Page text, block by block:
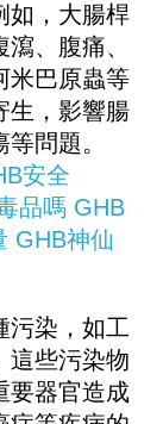
如，大腸桿
、腹痛、
米巴原蟲等
生，影響腸
問題。
安全
品嗎 GHB
GHB神仙
染，如工
這些污染物
要器官造成